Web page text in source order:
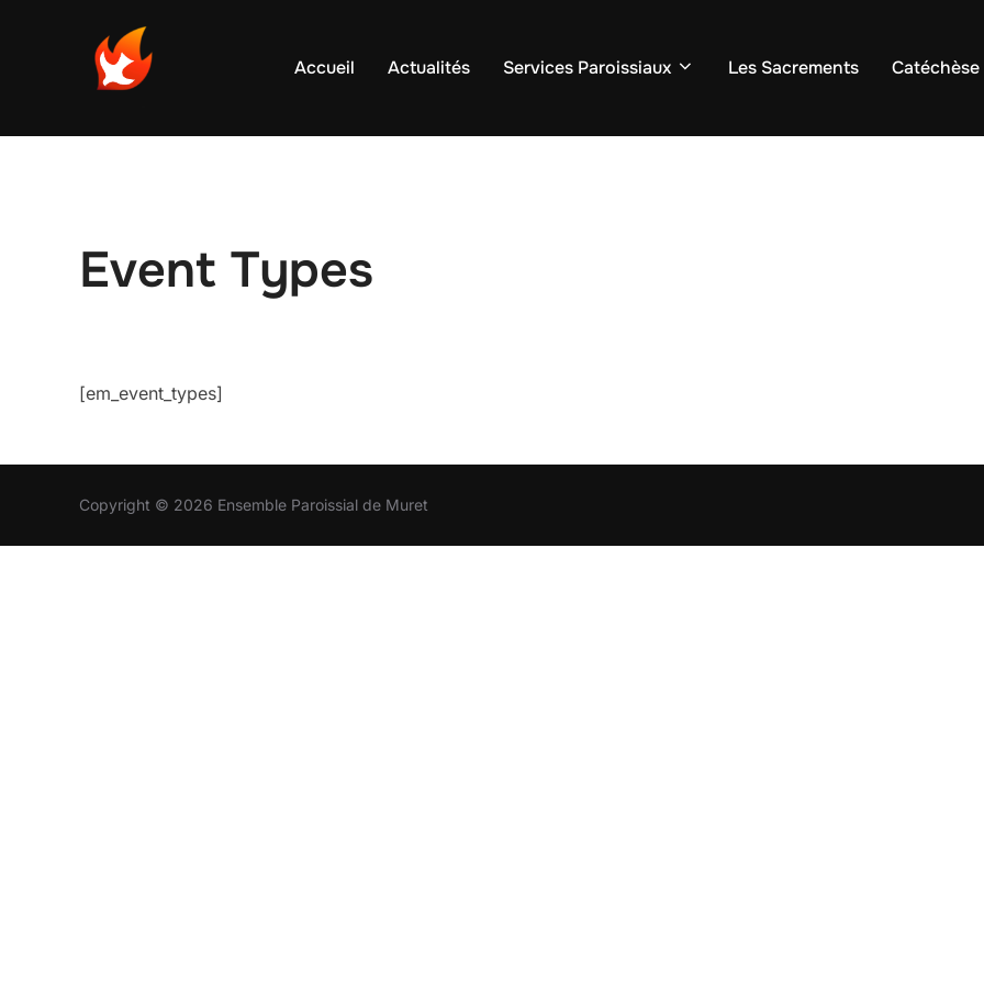
Accueil Actualités Services Paroissiaux Les Sacrements Catéchèse
Event Types
[em_event_types]
Copyright © 2026 Ensemble Paroissial de Muret